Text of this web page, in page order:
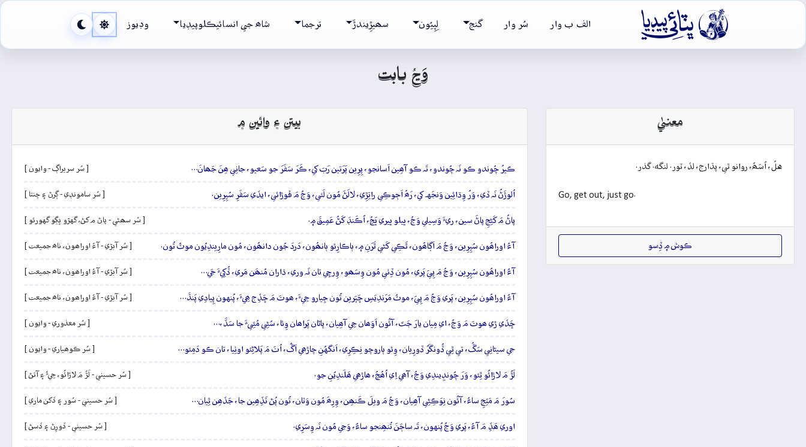
 الف ب وار سُر وار گنج لِپِيُون سھيڙِيندڙَ ترجما شاھ جي انسائيڪلوپيڊيا وڊيوز
وَڃُ بابت
معنيٰ
هلُ، اُسَھُ، روانو ٿي، پڌارج، لڏ، ٽور. لنگه. گذر.
Go, get out, just go.
ڪوش ۾ ڏِسو
بيتن ۽ وائين ۾
ڪيرُ چُوندو ڪو نَہ چُوندو، تَہ ڪو آھِين اَسانجو، پِرِين پَرَتين رَبَ کي، ڪَرَ سَفَرَ جو سَعيو، جانِي ھِنَ جَھانَ… [ سُر سريراڳ - وايون ]
اُلوڙَڻُ نَہ ڏي، وَرُ وِڌائِين وَنجَهہ کي، رَھُ اَڄوڪِي راتِڙِي، لالَڻَ مُون لَئي، وَڃُ مَ ڦوڙائي، ايڏي سَفَرِ سُپِرِين. [ سُر سامونڊي - ڳرڻ ۽ چنتا ]
پاڻُ مَ کَڻِجِ پاڻَ سين، ريءَ وَسِيلي وَڃُ، ڀيلو ڀيري ڀَڃُ، اُڪَنڊَ کَڻُ عَمِيقَ ۾. [ سُر سھڻي - پاڻ م کڻ، گهڙو ڀڳو گهورئو ]
آءُ اوراھُون سُپِرِين، وَڃُ مَ اَڳاھُون، ٿَڪِي کَڻي ٿَرَنِ ۾، ٻاڪارِئو ٻانھُون، دَردَ جُون دانھُون، مُون مارِيندِيُون موٽُ تُون. [ سُر آبڙي - آءُ اوراھون، ناھ جميعت ]
آءُ اوراھُون سُپِرِين، وَڃُ مَ پِيَ پَري، مُون ڏِٺي مُون وِسَھو، وِرچِي تان نَہ وري، ڌاران مُنھَن مَري، ڏُکِيءَ جَي… [ سُر آبڙي - آءُ اوراھون، ناھ جميعت ]
آءُ اوراھُون سُپِرِين، پَري وَڃُ مَ پِيَ، موٽُ مَرَندِيَسِ ڇَپَرين تُون جِيارو جِيءَ، ھوتَ مَ ڇَڏِج ھِيءَ، پُنهون پِيادِي پَنڌَ… [ سُر آبڙي - آءُ اوراھون، ناھ جميعت ]
ڇَڏي ڙي ھوتَ مَ وَڃُ، اي مِيان يارَ جَتَ، آئُون اَوَھان جِي آھِيان، پاڻان پَراھان وِئا، سُڻِي مُئِيءَ جا سَڏَ،… [ سُر معذوري - وايون ]
جي سيڻانِي سَڱُ، تي ٿِي ڏُونگَرُ ڏورِيان، وِئو ٻاروچو نِڪِرِي، اَنگهُنِ چاڙھي اَڱُ، اُٺَ مَ پَلاڻِئو اوٺِيا، تان ڪو دَمِئو… [ سُر ڪوھياري - وايون ]
لَڙُ مَ لاڙائُو ٿِئو، وَرَ چُونڊِيندِي وَڃُ، آھي اِي اُھُڃُ، ھاڙھي ھَلَندِيُنِ جو. [ سُر حسيني - لَڙُ مَ لاڙائُو، جِيءُ ۽ آتڻ ]
سُورَ مَ مَٽِجِ ساءُ، آئُون نِوَڪِڻِي آھِيان، وَڃُ مَ ويلَ ڪَنھِن، وِرِھَ مُون وَٽان، تُون پُڻ تَڏِھِين جا، جَڏھِن ٿِيان… [ سُر حسيني - سُور ۽ ڏکن ماري ]
اوري ھَڏِ مَ آءُ، پَري وَڃُ پُنهون، تَہ ساڄَنَ تُنھِنجو ساءُ، وَڃي مُون نَہ وِسَرِي. [ سُر حسيني - ڏورِڻ ۽ ڏسڻ ]